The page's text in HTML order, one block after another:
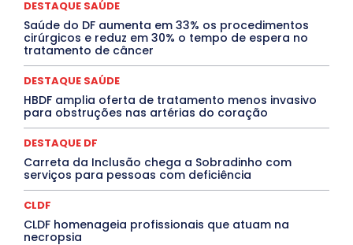
MEIO AMBIENTE
MÚSICA
O Plantonista Opinião Oropouche
Paraíba
Paraná Pernambuco Piauí
POLÍTICA
PROCESSO SELETIVO
QUALIFICAÇÃO PROFISSIONAL
RESIDÊNCIA
Rio de Janeiro
Santa Catarina
São Paulo SARAMPO
SAÚDE
Saúde Agora
SEGURANÇA
Soltando o Verbo
TÁ FROID?
TEATRO TECNOLOGIA
TIC TAC
Mais
DESTAQUE SAÚDE
Saúde do DF aumenta em 33% os procedimentos
cirúrgicos e reduz em 30% o tempo de espera no
tratamento de câncer
DESTAQUE SAÚDE
HBDF amplia oferta de tratamento menos invasivo
para obstruções nas artérias do coração
DESTAQUE DF
Carreta da Inclusão chega a Sobradinho com
serviços para pessoas com deficiência
CLDF
CLDF homenageia profissionais que atuam na
necropsia